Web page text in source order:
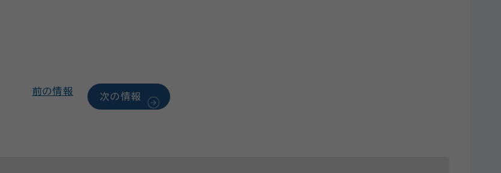
前の情報
次の情報